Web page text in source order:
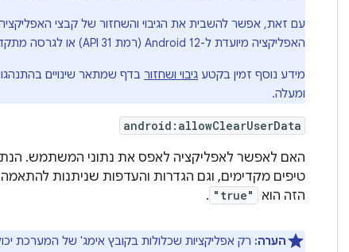
עם זאת, אפשר להשבית את הגיבוי והשחזור של קבצי
האפליקציה מיועדת ל-Android 12 (רמת API 31) או לגרסה מתקדמת יותר.
מידע נוסף זמין בקטע גיבוי ושחזור
ומעלה.
android:allowClearUserData
האם לאפשר לאפליקציה לאפס את נתוני המשתמש.
טיפים מקדימים, וגם הגדרות והעדפות שניתנות
הזה הוא
"true"
.
הערה: רק אפליקציות שכלולות בקובץ אימג' של המערכת